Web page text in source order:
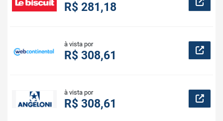
R$ 281,18
à vista por
R$ 308,61
à vista por
R$ 308,61